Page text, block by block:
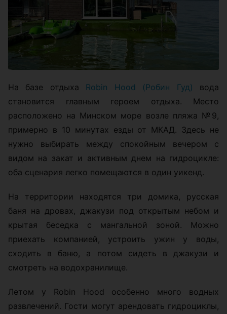
На базе отдыха Robin Hood (Робин Гуд) вода
становится главным героем отдыха. Место
расположено на Минском море возле пляжа №9,
примерно в 10 минутах езды от МКАД. Здесь не
нужно выбирать между спокойным вечером с
видом на закат и активным днем на гидроцикле:
оба сценария легко помещаются в один уикенд.
На территории находятся три домика, русская
баня на дровах, джакузи под открытым небом и
крытая беседка с мангальной зоной. Можно
приехать компанией, устроить ужин у воды,
сходить в баню, а потом сидеть в джакузи и
смотреть на водохранилище.
Летом у Robin Hood особенно много водных
развлечений. Гости могут арендовать гидроциклы,